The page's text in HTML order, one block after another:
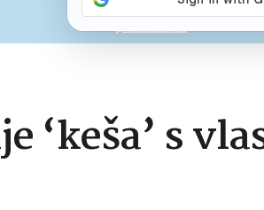
Već od10
‘keša’ s